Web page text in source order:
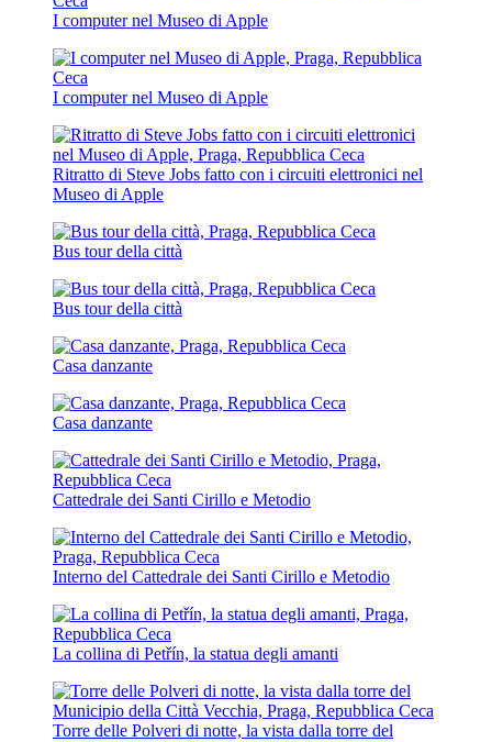
I computer nel Museo di Apple
I computer nel Museo di Apple
Ritratto di Steve Jobs fatto con i circuiti elettronici nel
Museo di Apple
Bus tour della città
Bus tour della città
Casa danzante
Casa danzante
Cattedrale dei Santi Cirillo e Metodio
Interno del Cattedrale dei Santi Cirillo e Metodio
La collina di Petřín, la statua degli amanti
Torre delle Polveri di notte, la vista dalla torre del